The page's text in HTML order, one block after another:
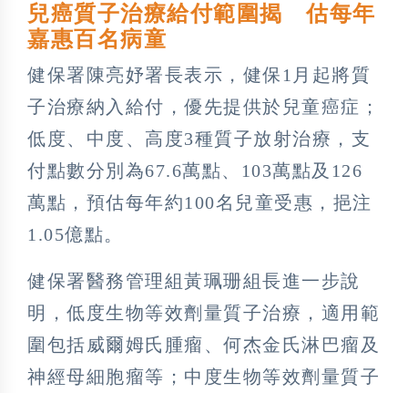
兒癌質子治療給付範圍揭 估每年
嘉惠百名病童
健保署陳亮妤署長表示，健保1月起將質
子治療納入給付，優先提供於兒童癌症；
低度、中度、高度3種質子放射治療，支
付點數分別為67.6萬點、103萬點及126
萬點，預估每年約100名兒童受惠，挹注
1.05億點。
健保署醫務管理組黃珮珊組長進一步說
明，低度生物等效劑量質子治療，適用範
圍包括威爾姆氏腫瘤、何杰金氏淋巴瘤及
神經母細胞瘤等；中度生物等效劑量質子